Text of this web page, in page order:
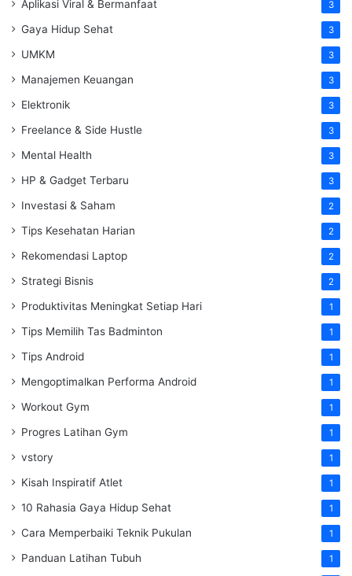
Aplikasi Viral & Bermanfaat 3
Gaya Hidup Sehat 3
UMKM 3
Manajemen Keuangan 3
Elektronik 3
Freelance & Side Hustle 3
Mental Health 3
HP & Gadget Terbaru 3
Investasi & Saham 2
Tips Kesehatan Harian 2
Rekomendasi Laptop 2
Strategi Bisnis 2
Produktivitas Meningkat Setiap Hari 1
Tips Memilih Tas Badminton 1
Tips Android 1
Mengoptimalkan Performa Android 1
Workout Gym 1
Progres Latihan Gym 1
vstory 1
Kisah Inspiratif Atlet 1
10 Rahasia Gaya Hidup Sehat 1
Cara Memperbaiki Teknik Pukulan 1
Panduan Latihan Tubuh 1